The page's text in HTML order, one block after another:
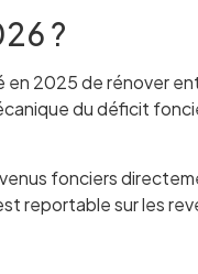
?
en 2025 de rénover
du déficit
fonciers
reportable sur les